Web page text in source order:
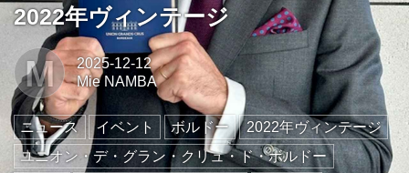
2022年ヴィンテージ
M
2025-12-12
Mie NAMBA
ニュース イベント ボルドー
2022年ヴィンテージ
ユニオン・デ・グラン・クリュ・ド・ボルドー